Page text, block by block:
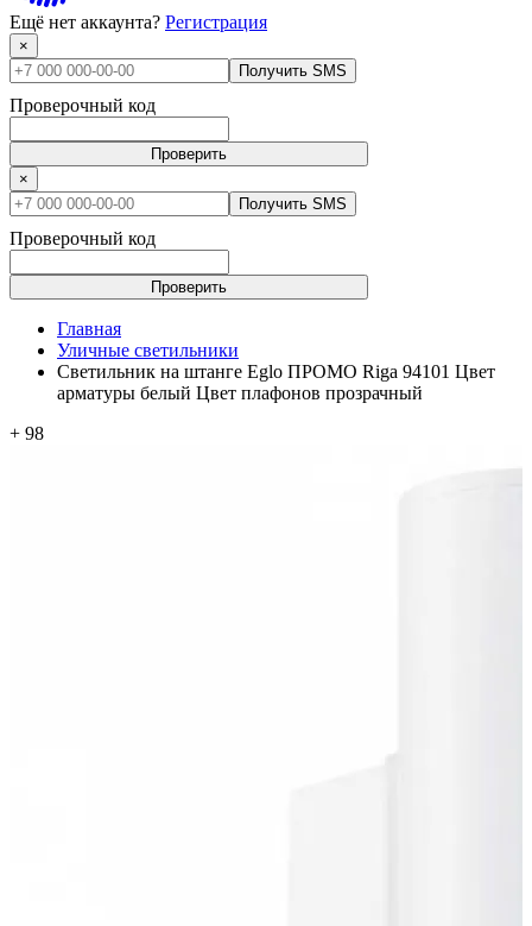
Ещё нет аккаунта? Регистрация
×
Получить SMS
Проверочный код
Проверить
×
Получить SMS
Проверочный код
Проверить
Главная
Уличные светильники
Светильник на штанге Eglo ПРОМО Riga 94101 Цвет
арматуры белый Цвет плафонов прозрачный
+ 98